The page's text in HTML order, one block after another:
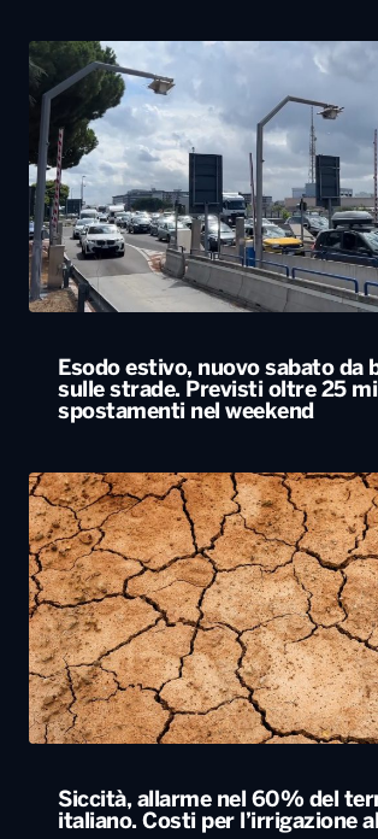
Esodo estivo, nuovo sabato da
sulle strade. Previsti oltre 25
spostamenti nel weekend
Siccità, allarme nel 60% del
italiano. Costi per l’irrigazione